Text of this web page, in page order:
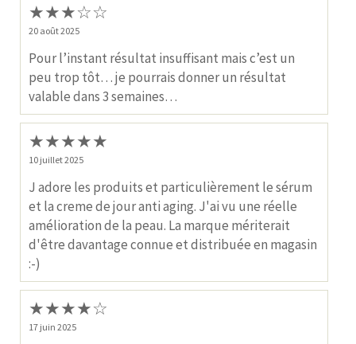
★★★☆☆
20 août 2025
Pour l’instant résultat insuffisant mais c’est un
peu trop tôt… je pourrais donner un résultat
valable dans 3 semaines…
★★★★★
10 juillet 2025
J adore les produits et particulièrement le sérum
et la creme de jour anti aging. J'ai vu une réelle
amélioration de la peau. La marque mériterait
d'être davantage connue et distribuée en magasin
:-)
★★★★☆
17 juin 2025